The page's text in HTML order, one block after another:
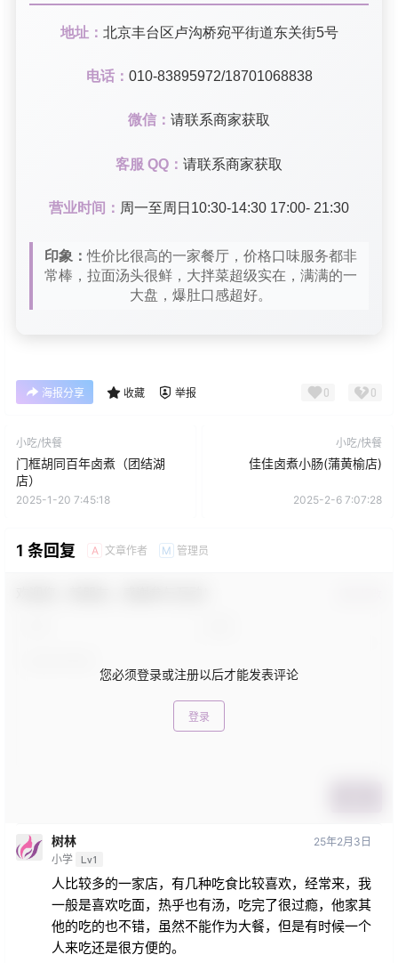
地址： 北京丰台区卢沟桥宛平街道东关街5号
电话： 010-83895972/18701068838
微信： 请联系商家获取
客服 QQ： 请联系商家获取
营业时间： 周一至周日10:30-14:30 17:00- 21:30
印象：性价比很高的一家餐厅，价格口味服务都非
常棒，拉面汤头很鲜，大拌菜超级实在，满满的一
大盘，爆肚口感超好。
海报分享 收藏 举报 0 0
小吃/快餐
门框胡同百年卤煮（团结湖
店）
2025-1-20 7:45:18
小吃/快餐
佳佳卤煮小肠(蒲黄榆店)
2025-2-6 7:07:28
1 条回复 A 文章作者 M 管理员
您必须登录或注册以后才能发表评论
登录
树林
小学 Lv1
25年2月3日
人比较多的一家店，有几种吃食比较喜欢，经常来，我
一般是喜欢吃面，热乎也有汤，吃完了很过瘾，他家其
他的吃的也不错，虽然不能作为大餐，但是有时候一个
人来吃还是很方便的。